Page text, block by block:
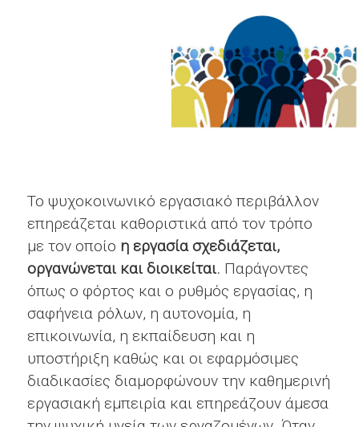
Το ψυχοκοινωνικό εργασιακό περιβάλλον
επηρεάζεται καθοριστικά από τον τρόπο
με τον οποίο η εργασία σχεδιάζεται,
οργανώνεται και διοικείται. Παράγοντες
όπως ο φόρτος και ο ρυθμός εργασίας, η
σαφήνεια ρόλων, η αυτονομία, η
επικοινωνία, η εκπαίδευση και η
υποστήριξη καθώς και οι εφαρμόσιμες
διαδικασίες διαμορφώνουν την καθημερινή
εργασιακή εμπειρία και επηρεάζουν άμεσα